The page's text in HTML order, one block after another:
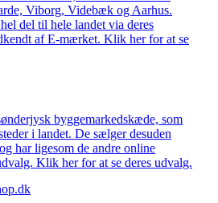
Viborg, Videbæk og Aarhus.
del til hele landet via deres
af E-mærket. Klik her for at se
byggemarkedskæde, som
i landet. De sælger desuden
har ligesom de andre online
Klik her for at se deres udvalg.